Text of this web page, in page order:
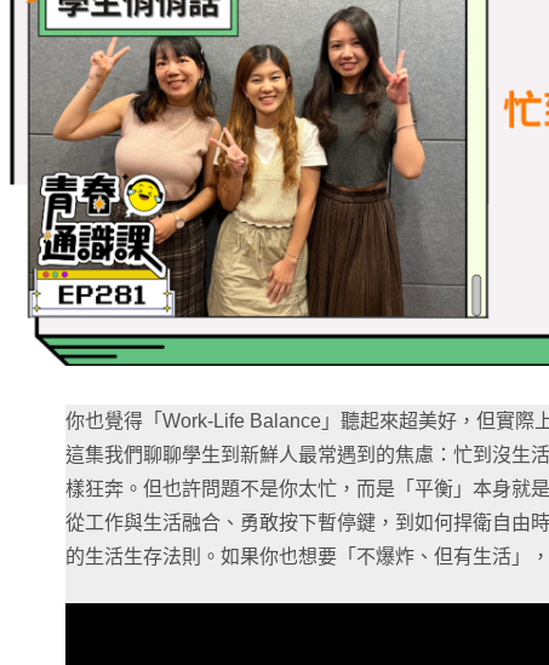
你也覺得「Work-Life Balance」聽起來超美好，但實際
這集我們聊聊學生到新鮮人最常遇到的焦慮：忙到沒生
樣狂奔。但也許問題不是你太忙，而是「平衡」本身就
從工作與生活融合、勇敢按下暫停鍵，到如何捍衛自由
的生活生存法則。如果你也想要「不爆炸、但有生活」